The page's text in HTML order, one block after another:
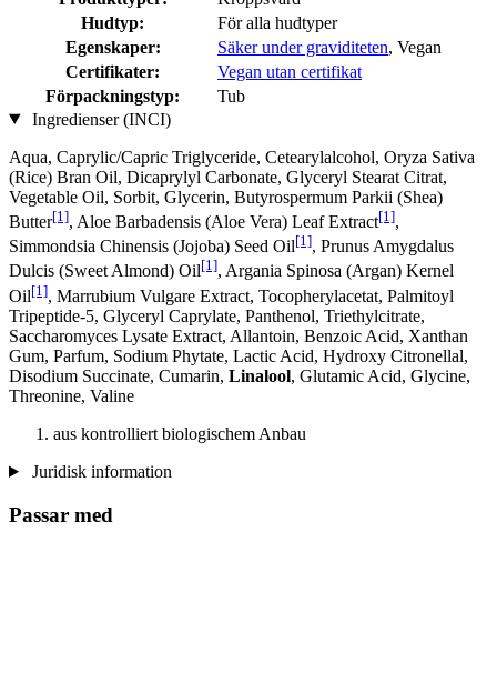
Hudtyp:
För alla hudtyper
Egenskaper:
Säker under graviditeten, Vegan
Certifikater:
Vegan utan certifikat
Förpackningstyp:
Tub
Ingredienser (INCI)
Aqua, Caprylic/Capric Triglyceride, Cetearylalcohol, Oryza Sativa
(Rice) Bran Oil, Dicaprylyl Carbonate, Glyceryl Stearat Citrat,
Vegetable Oil, Sorbit, Glycerin, Butyrospermum Parkii (Shea)
Butter[1], Aloe Barbadensis (Aloe Vera) Leaf Extract[1],
Simmondsia Chinensis (Jojoba) Seed Oil[1], Prunus Amygdalus
Dulcis (Sweet Almond) Oil[1], Argania Spinosa (Argan) Kernel
Oil[1], Marrubium Vulgare Extract, Tocopherylacetat, Palmitoyl
Tripeptide-5, Glyceryl Caprylate, Panthenol, Triethylcitrate,
Saccharomyces Lysate Extract, Allantoin, Benzoic Acid, Xanthan
Gum, Parfum, Sodium Phytate, Lactic Acid, Hydroxy Citronellal,
Disodium Succinate, Cumarin, Linalool, Glutamic Acid, Glycine,
Threonine, Valine
aus kontrolliert biologischem Anbau
Juridisk information
Passar med